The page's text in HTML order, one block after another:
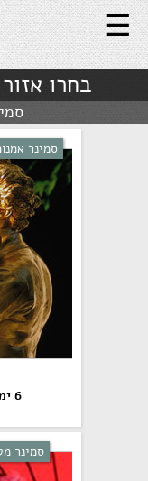
☰
בחרו אזור
סמינר
6 ימים של קלאסיקה ואמנות
סמינר